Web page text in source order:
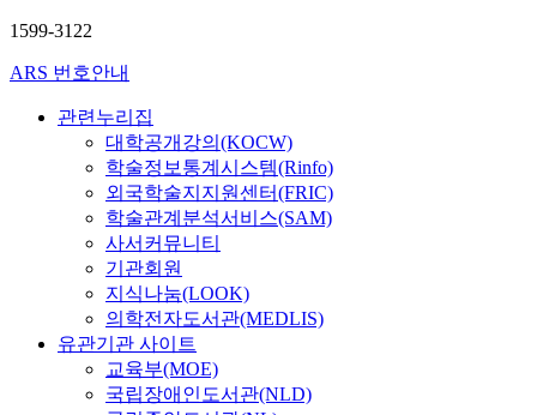
1599-3122
ARS 번호안내
관련누리집
대학공개강의(KOCW)
학술정보통계시스템(Rinfo)
외국학술지지원센터(FRIC)
학술관계분석서비스(SAM)
사서커뮤니티
기관회원
지식나눔(LOOK)
의학전자도서관(MEDLIS)
유관기관 사이트
교육부(MOE)
국립장애인도서관(NLD)